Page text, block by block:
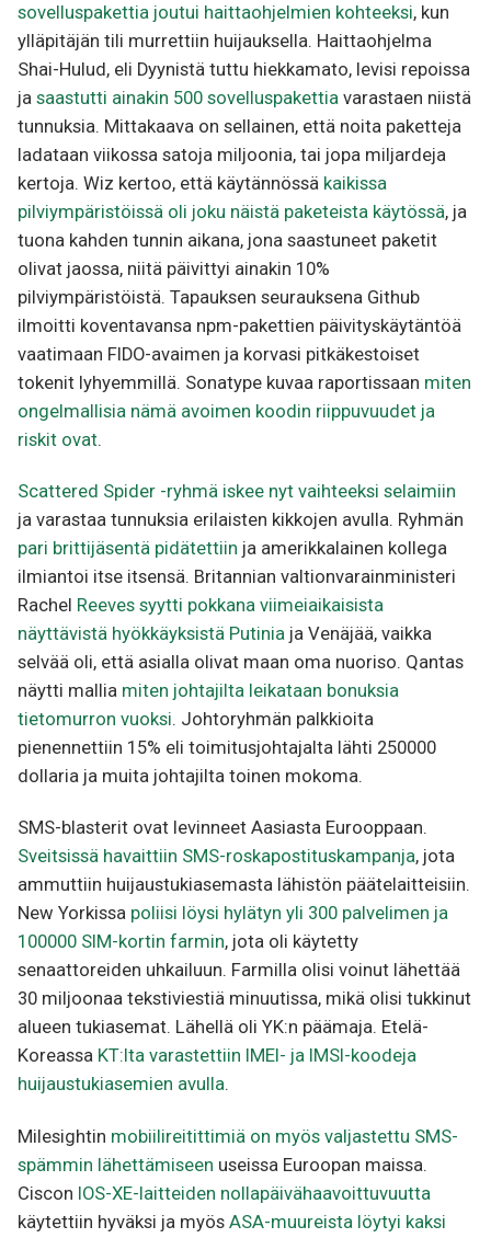
sovelluspakettia joutui haittaohjelmien kohteeksi, kun
ylläpitäjän tili murrettiin huijauksella. Haittaohjelma
Shai-Hulud, eli Dyynistä tuttu hiekkamato, levisi repoissa
ja saastutti ainakin 500 sovelluspakettia varastaen niistä
tunnuksia. Mittakaava on sellainen, että noita paketteja
ladataan viikossa satoja miljoonia, tai jopa miljardeja
kertoja. Wiz kertoo, että käytännössä kaikissa
pilviympäristöissä oli joku näistä paketeista käytössä, ja
tuona kahden tunnin aikana, jona saastuneet paketit
olivat jaossa, niitä päivittyi ainakin 10%
pilviympäristöistä. Tapauksen seurauksena Github
ilmoitti koventavansa npm-pakettien päivityskäytäntöä
vaatimaan FIDO-avaimen ja korvasi pitkäkestoiset
tokenit lyhyemmillä. Sonatype kuvaa raportissaan miten
ongelmallisia nämä avoimen koodin riippuvuudet ja
riskit ovat.
Scattered Spider -ryhmä iskee nyt vaihteeksi selaimiin
ja varastaa tunnuksia erilaisten kikkojen avulla. Ryhmän
pari brittijäsentä pidätettiin ja amerikkalainen kollega
ilmiantoi itse itsensä. Britannian valtionvarainministeri
Rachel Reeves syytti pokkana viimeiaikaisista
näyttävistä hyökkäyksistä Putinia ja Venäjää, vaikka
selvää oli, että asialla olivat maan oma nuoriso. Qantas
näytti mallia miten johtajilta leikataan bonuksia
tietomurron vuoksi. Johtoryhmän palkkioita
pienennettiin 15% eli toimitusjohtajalta lähti 250000
dollaria ja muita johtajilta toinen mokoma.
SMS-blasterit ovat levinneet Aasiasta Eurooppaan.
Sveitsissä havaittiin SMS-roskapostituskampanja, jota
ammuttiin huijaustukiasemasta lähistön päätelaitteisiin.
New Yorkissa poliisi löysi hylätyn yli 300 palvelimen ja
100000 SIM-kortin farmin, jota oli käytetty
senaattoreiden uhkailuun. Farmilla olisi voinut lähettää
30 miljoonaa tekstiviestiä minuutissa, mikä olisi tukkinut
alueen tukiasemat. Lähellä oli YK:n päämaja. Etelä-
Koreassa KT:lta varastettiin IMEI- ja IMSI-koodeja
huijaustukiasemien avulla.
Milesightin mobiilireitittimiä on myös valjastettu SMS-
spämmin lähettämiseen useissa Euroopan maissa.
Ciscon IOS-XE-laitteiden nollapäivähaavoittuvuutta
käytettiin hyväksi ja myös ASA-muureista löytyi kaksi